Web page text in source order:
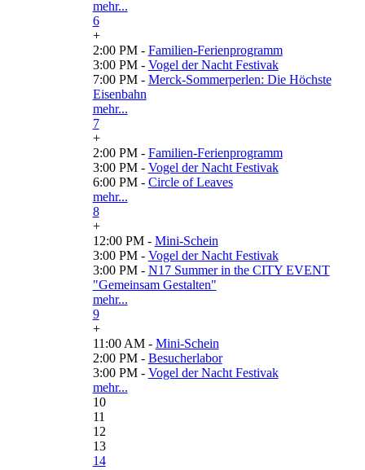
mehr...
6
+
2:00 PM - Familien-Ferienprogramm
3:00 PM - Vogel der Nacht Festivak
7:00 PM - Merck-Sommerperlen: Die Höchste
Eisenbahn
mehr...
7
+
2:00 PM - Familien-Ferienprogramm
3:00 PM - Vogel der Nacht Festivak
6:00 PM - Circle of Leaves
mehr...
8
+
12:00 PM - Mini-Schein
3:00 PM - Vogel der Nacht Festivak
3:00 PM - N17 Summer in the CITY EVENT
"Gemeinsam Gestalten"
mehr...
9
+
11:00 AM - Mini-Schein
2:00 PM - Besucherlabor
3:00 PM - Vogel der Nacht Festivak
mehr...
10
11
12
13
14